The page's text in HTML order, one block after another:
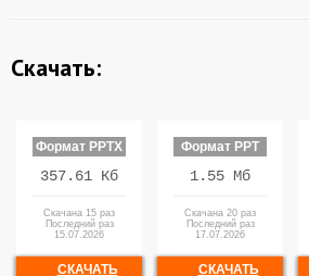
Скачать:
Формат PPTX
357.61 Кб
Скачана 15 раз
Последний раз
15.07.2026
СКАЧАТЬ
Формат PPT
1.55 Мб
Скачана 20 раз
Последний раз
17.07.2026
СКАЧАТЬ